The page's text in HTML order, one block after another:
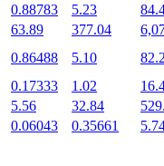
de BTR
0.88783 5.23
63.89 377.04
0.86488 5.10
0.17333 1.02
5.56 32.84
0.06043 0.35661